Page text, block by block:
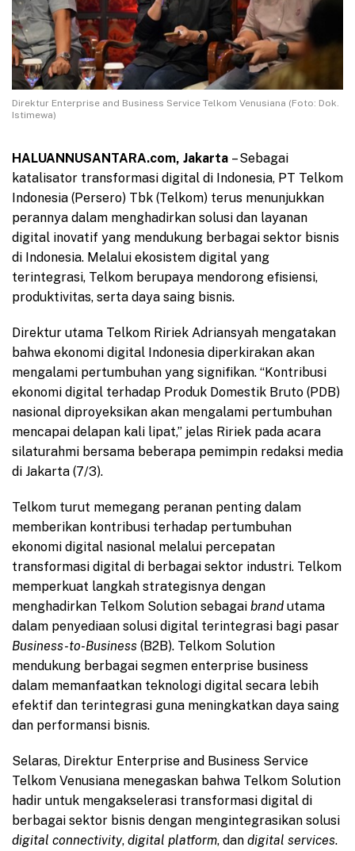
Direktur Enterprise and Business Service Telkom Venusiana (Foto: Dok.
Istimewa)
HALUANNUSANTARA.com, Jakarta – Sebagai
katalisator transformasi digital di Indonesia, PT Telkom
Indonesia (Persero) Tbk (Telkom) terus menunjukkan
perannya dalam menghadirkan solusi dan layanan
digital inovatif yang mendukung berbagai sektor bisnis
di Indonesia. Melalui ekosistem digital yang
terintegrasi, Telkom berupaya mendorong efisiensi,
produktivitas, serta daya saing bisnis.
Direktur utama Telkom Ririek Adriansyah mengatakan
bahwa ekonomi digital Indonesia diperkirakan akan
mengalami pertumbuhan yang signifikan. “Kontribusi
ekonomi digital terhadap Produk Domestik Bruto (PDB)
nasional diproyeksikan akan mengalami pertumbuhan
mencapai delapan kali lipat,” jelas Ririek pada acara
silaturahmi bersama beberapa pemimpin redaksi media
di Jakarta (7/3).
Telkom turut memegang peranan penting dalam
memberikan kontribusi terhadap pertumbuhan
ekonomi digital nasional melalui percepatan
transformasi digital di berbagai sektor industri. Telkom
memperkuat langkah strategisnya dengan
menghadirkan Telkom Solution sebagai brand utama
dalam penyediaan solusi digital terintegrasi bagi pasar
Business-to-Business (B2B). Telkom Solution
mendukung berbagai segmen enterprise business
dalam memanfaatkan teknologi digital secara lebih
efektif dan terintegrasi guna meningkatkan daya saing
dan performansi bisnis.
Selaras, Direktur Enterprise and Business Service
Telkom Venusiana menegaskan bahwa Telkom Solution
hadir untuk mengakselerasi transformasi digital di
berbagai sektor bisnis dengan mengintegrasikan solusi
digital connectivity, digital platform, dan digital services.